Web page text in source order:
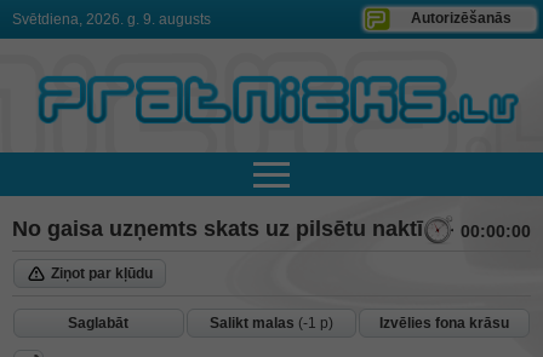
Svētdiena, 2026. g. 9. augusts Autorizēšanās
No gaisa uzņemts skats uz pilsētu naktī 00:00:00
Ziņot par kļūdu
Saglabāt Salikt malas (-1 p) Izvēlies fona krāsu